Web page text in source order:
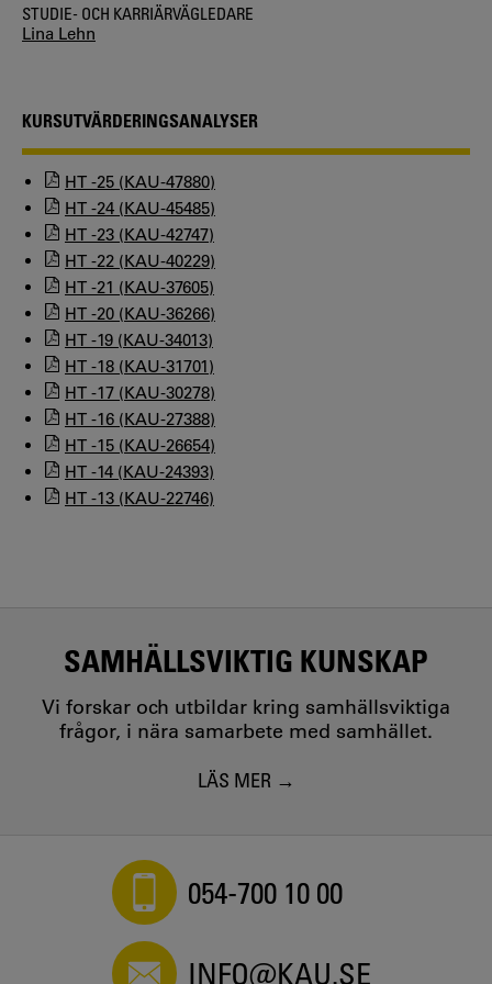
STUDIE- OCH KARRIÄRVÄGLEDARE
Lina Lehn
KURSUTVÄRDERINGSANALYSER
HT -25 (KAU-47880)
HT -24 (KAU-45485)
HT -23 (KAU-42747)
HT -22 (KAU-40229)
HT -21 (KAU-37605)
HT -20 (KAU-36266)
HT -19 (KAU-34013)
HT -18 (KAU-31701)
HT -17 (KAU-30278)
HT -16 (KAU-27388)
HT -15 (KAU-26654)
HT -14 (KAU-24393)
HT -13 (KAU-22746)
SAMHÄLLSVIKTIG KUNSKAP
Vi forskar och utbildar kring samhällsviktiga
frågor, i nära samarbete med samhället.
LÄS MER
054-700 10 00
INFO@KAU.SE